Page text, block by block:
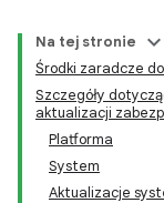
Na tej stronie
Środki zaradcze
Szczegóły
aktualizacji
Platforma
System
Aktualizacje